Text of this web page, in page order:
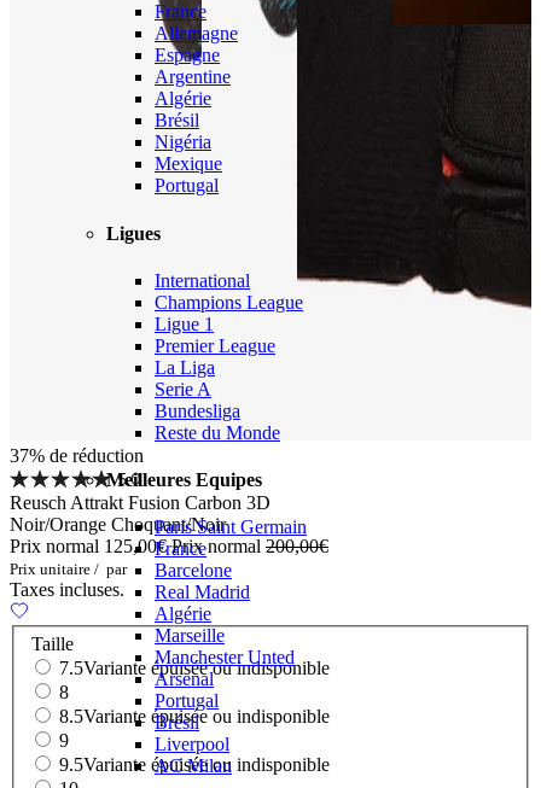
France
Allemagne
Espagne
Argentine
Algérie
Brésil
Nigéria
Mexique
Portugal
Ligues
International
Champions League
Ligue 1
Premier League
La Liga
Serie A
Bundesliga
Reste du Monde
Meilleures Equipes
Paris Saint Germain
France
Barcelone
Real Madrid
Algérie
Marseille
Manchester Unted
Arsenal
Portugal
Brésil
Liverpool
AC Milan
37% de réduction
5.0
Reusch Attrakt Fusion Carbon 3D
Noir/Orange Choquant/Noir
Prix normal 125,00€Prix normal 200,00€
Prix unitaire / par
Taxes incluses.
Taille
7.5Variante épuisée ou indisponible
8
8.5Variante épuisée ou indisponible
9
9.5Variante épuisée ou indisponible